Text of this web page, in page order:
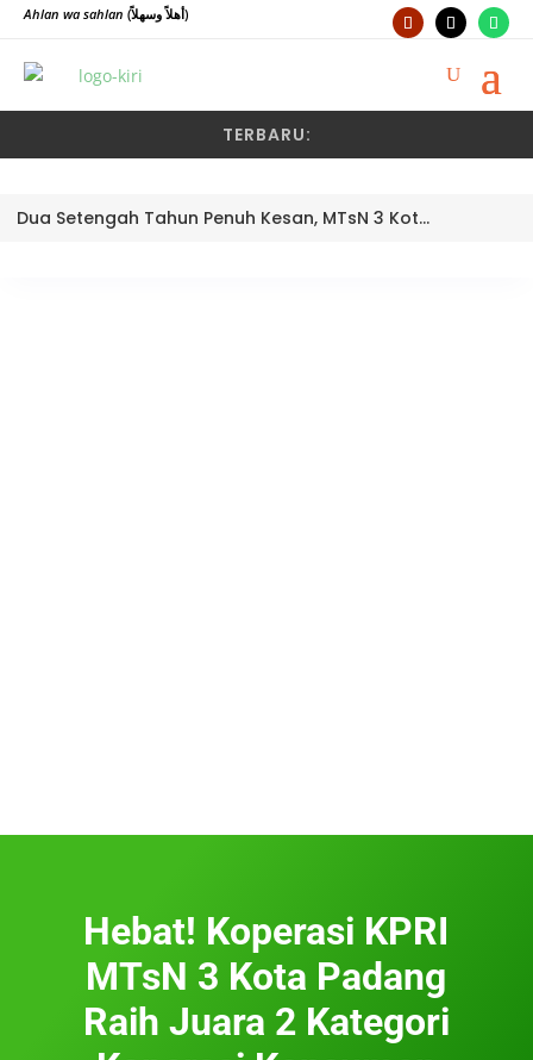
Ahlan wa sahlan (أهلاً وسهلاً)
TERBARU:
Dua Setengah Tahun Penuh Kesan, MTsN 3 Kota Padang Lepas Pengawas Pembina Dra. Nayusminar Nasrun
Hebat! Koperasi KPRI
MTsN 3 Kota Padang
Raih Juara 2 Kategori